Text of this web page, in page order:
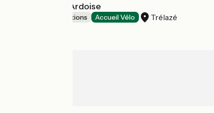
Écomusée de l'Ardoise
Museums & attractions Accueil Vélo Trélazé